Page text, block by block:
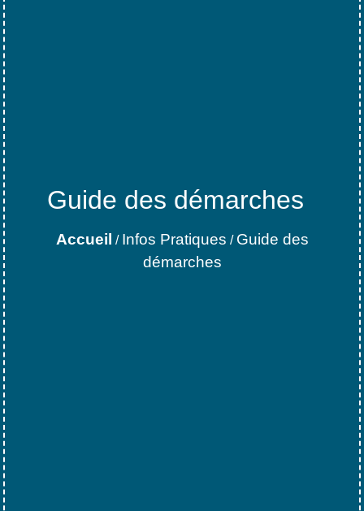
Guide des démarches
Accueil / Infos Pratiques / Guide des
démarches